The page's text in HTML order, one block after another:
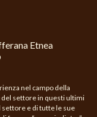
Etnea
nel campo della
del settore in questi ultimi
settore e di tutte le sue